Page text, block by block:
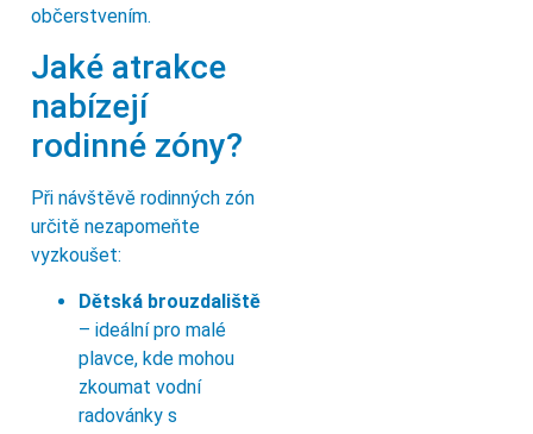
občerstvením.
Jaké atrakce
nabízejí
rodinné zóny?
Při návštěvě rodinných zón
určitě nezapomeňte
vyzkoušet:
Dětská brouzdaliště
– ideální pro malé
plavce, kde mohou
zkoumat vodní
radovánky s